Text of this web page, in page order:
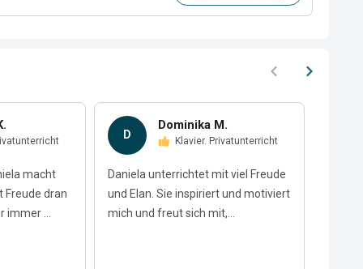
macht
Freude dran
...
D
Dominika M.
Klavier. Privatunterricht
Daniela unterrichtet mit viel Freude
und Elan. Sie inspiriert und motiviert
mich und freut sich mit,...